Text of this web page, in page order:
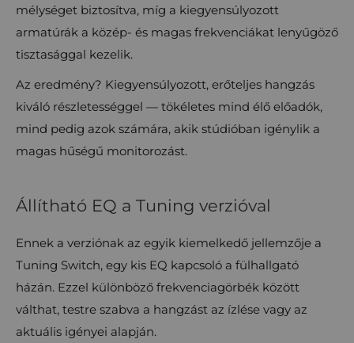
mélységet biztosítva, míg a kiegyensúlyozott
armatúrák a közép- és magas frekvenciákat lenyűgöző
tisztasággal kezelik.
Az eredmény? Kiegyensúlyozott, erőteljes hangzás
kiváló részletességgel — tökéletes mind élő előadók,
mind pedig azok számára, akik stúdióban igénylik a
magas hűségű monitorozást.
Állítható EQ a Tuning verzióval
Ennek a verziónak az egyik kiemelkedő jellemzője a
Tuning Switch, egy kis EQ kapcsoló a fülhallgató
házán. Ezzel különböző frekvenciagörbék között
válthat, testre szabva a hangzást az ízlése vagy az
aktuális igényei alapján.